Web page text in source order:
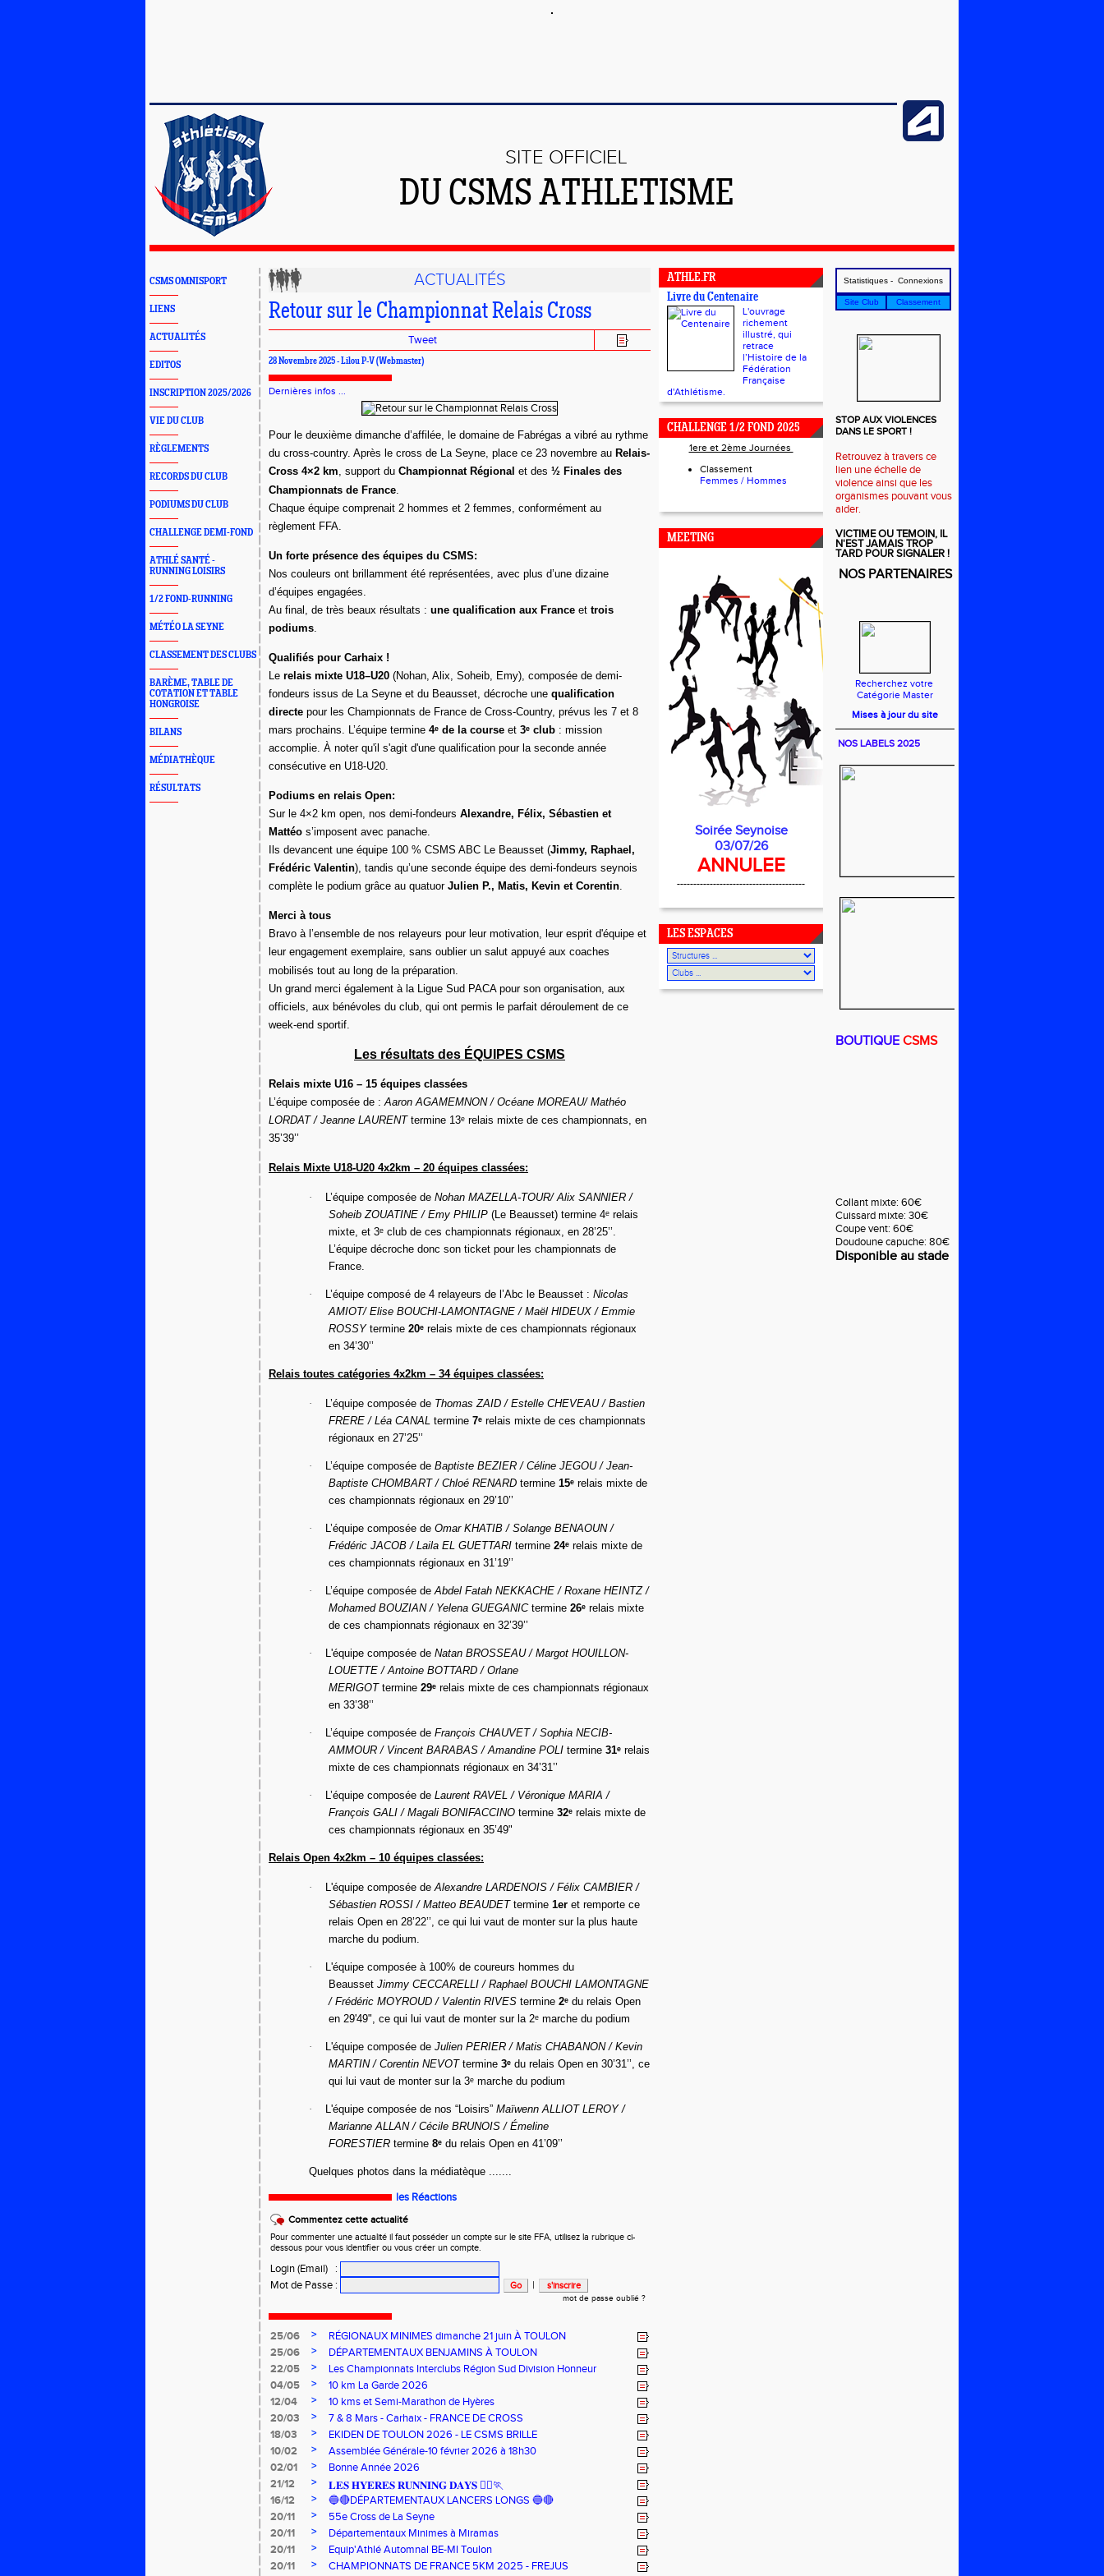
SITE OFFICIEL
DU CSMS ATHLETISME
CSMS OMNISPORT
LIENS
ACTUALITÉS
EDITOS
INSCRIPTION 2025/2026
VIE DU CLUB
RÈGLEMENTS
RECORDS DU CLUB
PODIUMS DU CLUB
CHALLENGE DEMI-FOND
ATHLÉ SANTÉ -
RUNNING LOISIRS
1/2 FOND-RUNNING
MÉTÉO LA SEYNE
CLASSEMENT DES CLUBS
BARÈME, TABLE DE
COTATION ET TABLE
HONGROISE
BILANS
MÉDIATHÈQUE
RÉSULTATS
ACTUALITÉS
Retour sur le Championnat Relais Cross
Tweet
28 Novembre 2025 - Lilou P-V (Webmaster)
Dernières infos ...
Pour le deuxième dimanche d’affilée, le domaine de Fabrégas a vibré au rythme
du cross-country. Après le cross de La Seyne, place ce 23 novembre au Relais-
Cross 4×2 km, support du Championnat Régional et des ½ Finales des
Championnats de France.
Chaque équipe comprenait 2 hommes et 2 femmes, conformément au
règlement FFA.
Un forte présence des équipes du CSMS:
Nos couleurs ont brillamment été représentées, avec plus d’une dizaine
d’équipes engagées.
Au final, de très beaux résultats : une qualification aux France et trois
podiums.
Qualifiés pour Carhaix !
Le relais mixte U18–U20 (Nohan, Alix, Soheib, Emy), composée de demi-
fondeurs issus de La Seyne et du Beausset, décroche une qualification
directe pour les Championnats de France de Cross-Country, prévus les 7 et 8
mars prochains. L’équipe termine 4ᵉ de la course et 3ᵉ club : mission
accomplie. À noter qu'il s'agit d'une qualification pour la seconde année
consécutive en U18-U20.
Podiums en relais Open:
Sur le 4×2 km open, nos demi-fondeurs Alexandre, Félix, Sébastien et
Mattéo s’imposent avec panache.
Ils devancent une équipe 100 % CSMS ABC Le Beausset (Jimmy, Raphael,
Frédéric Valentin), tandis qu’une seconde équipe des demi-fondeurs seynois
complète le podium grâce au quatuor Julien P., Matis, Kevin et Corentin.
Merci à tous
Bravo à l’ensemble de nos relayeurs pour leur motivation, leur esprit d'équipe et
leur engagement exemplaire, sans oublier un salut appuyé aux coaches
mobilisés tout au long de la préparation.
Un grand merci également à la Ligue Sud PACA pour son organisation, aux
officiels, aux bénévoles du club, qui ont permis le parfait déroulement de ce
week-end sportif.
Les résultats des ÉQUIPES CSMS
Relais mixte U16 – 15 équipes classées
L’équipe composée de :Aaron AGAMEMNON / Océane MOREAU/ Mathéo
LORDAT / Jeanne LAURENTtermine 13ᵉ relais mixte de ces championnats, en
35’39’’
Relais Mixte U18-U20 4x2km – 20 équipes classées:
· L’équipe composée de Nohan MAZELLA-TOUR/ Alix SANNIER /
Soheib ZOUATINE / Emy PHILIP (Le Beausset) termine 4ᵉ relais
mixte, et 3ᵉ club de ces championnats régionaux, en 28’25’’.
L’équipe décroche donc son ticket pour les championnats de
France.
· L’équipe composé de 4 relayeurs de l’Abc le Beausset : Nicolas
AMIOT/ Elise BOUCHI-LAMONTAGNE / Maël HIDEUX / Emmie
ROSSYtermine 20ᵉ relais mixte de ces championnats régionaux
en 34’30’’
Relais toutes catégories 4x2km – 34 équipes classées:
· L’équipe composée de Thomas ZAID / Estelle CHEVEAU / Bastien
FRERE / Léa CANAL termine 7ᵉ relais mixte de ces championnats
régionaux en 27’25’’
· L’équipe composée de Baptiste BEZIER / Céline JEGOU / Jean-
Baptiste CHOMBART / Chloé RENARD termine 15ᵉ relais mixte de
ces championnats régionaux en 29’10’’
· L’équipe composée de Omar KHATIB / Solange BENAOUN /
Frédéric JACOB / Laila EL GUETTARI termine 24ᵉ relais mixte de
ces championnats régionaux en 31’19’’
· L’équipe composée deAbdel Fatah NEKKACHE / Roxane HEINTZ /
Mohamed BOUZIAN / Yelena GUEGANICtermine 26ᵉ relais mixte
de ces championnats régionaux en 32’39’’
· L'équipe composée de Natan BROSSEAU / Margot HOUILLON-
LOUETTE / Antoine BOTTARD / Orlane
MERIGOTtermine 29ᵉ relais mixte de ces championnats régionaux
en 33’38’’
· L’équipe composée de François CHAUVET / Sophia NECIB-
AMMOUR / Vincent BARABAS / Amandine POLI termine 31ᵉ relais
mixte de ces championnats régionaux en 34’31’’
· L’équipe composée de Laurent RAVEL / Véronique MARIA /
François GALI / Magali BONIFACCINO termine 32ᵉ relais mixte de
ces championnats régionaux en 35’49"
Relais Open 4x2km – 10 équipes classées:
· L'équipe composée deAlexandre LARDENOIS / Félix CAMBIER /
Sébastien ROSSI / Matteo BEAUDET termine 1er et remporte ce
relais Open en 28’22’’, ce qui lui vaut de monter sur la plus haute
marche du podium.
·
L'équipe composée à 100% de coureurs hommes du
Beausset Jimmy CECCARELLI / Raphael BOUCHI LAMONTAGNE
/ Frédéric MOYROUD / Valentin RIVES termine 2ᵉ du relais Open
en 29'49", ce qui lui vaut de monter sur la 2ᵉ marche du podium
· L'équipe composée de Julien PERIER / Matis CHABANON / Kevin
MARTIN / Corentin NEVOTtermine 3ᵉ du relais Open en 30’31’’, ce
qui lui vaut de monter sur la 3ᵉ marche du podium
· L'équipe composée de nos “Loisirs” Maïwenn ALLIOT LEROY /
Marianne ALLAN / Cécile BRUNOIS / Émeline
FORESTIER termine 8ᵉ du relais Open en 41’09’’
Quelques photos dans la médiatèque .......
les Réactions
Commentez cette actualité
Pour commenter une actualité il faut posséder un compte sur le site FFA, utilisez la rubrique ci-
dessous pour vous identifier ou vous créer un compte.
Login (Email)
:
Mot de Passe : |
mot de passe oublié ?
25/06 >
RÉGIONAUX MINIMES dimanche 21 juin À TOULON
25/06
>
DÉPARTEMENTAUX BENJAMINS À TOULON
22/05
>
Les Championnats Interclubs Région Sud Division Honneur
04/05
>
10 km La Garde 2026
12/04
>
10 kms et Semi-Marathon de Hyères
20/03
>
7 & 8 Mars - Carhaix - FRANCE DE CROSS
18/03
>
EKIDEN DE TOULON 2026 - LE CSMS BRILLE
10/02
>
Assemblée Générale-10 février 2026 à 18h30
02/01
>
Bonne Année 2026
21/12
>
𝐋𝐄𝐒 𝐇𝐘𝐄𝐑𝐄𝐒 𝐑𝐔𝐍𝐍𝐈𝐍𝐆 𝐃𝐀𝐘𝐒 🏃‍♀️🏃
16/12
>
🔵🔴DÉPARTEMENTAUX LANCERS LONGS 🔵🔴
20/11
>
55e Cross de La Seyne
20/11
>
Départementaux Minimes à Miramas
20/11
>
Equip'Athlé Automnal BE-MI Toulon
20/11
>
CHAMPIONNATS DE FRANCE 5KM 2025 - FREJUS
ATHLE.FR
Livre du Centenaire
L'ouvrage
richement
illustré, qui
retrace
l’Histoire de la
Fédération
Française
d'Athlétisme.
CHALLENGE 1/2 FOND 2025
1ere et 2ème Journées
Classement
Femmes / Hommes
MEETING
Soirée Seynoise
03/07/26
ANNULEE
---------------------------------------
LES ESPACES
Statistiques - Connexions
Site Club Classement
STOP AUX VIOLENCES
DANS LE SPORT !
Retrouvez à travers ce
lien une échelle de
violence ainsi que les
organismes pouvant vous
aider.
VICTIME OU TEMOIN, IL
N'EST JAMAIS TROP
TARD POUR SIGNALER !
NOS PARTENAIRES
Recherchez votre
Catégorie Master
Mises à jour du site
NOS LABELS 2025
BOUTIQUE CSMS
Collant mixte: 60€
Cuissard mixte: 30€
Coupe vent: 60€
Doudoune capuche: 80€
Disponible au stade